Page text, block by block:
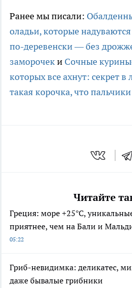
Ранее мы писали:
оладьи, которые
по-деревенски — без
заморочеки Сочные
которых все ахнут: секрет
такая корочка, что
Читайте
Греция: море +25°C,
приятнее, чем на Бали и
05:22
Гриб-невидимка: деликатес,
даже бывалые грибники